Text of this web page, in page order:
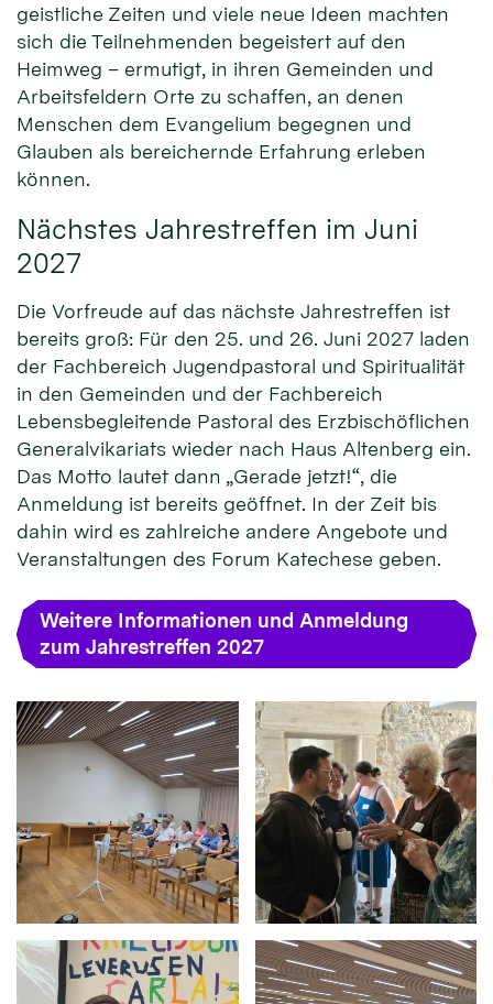
geistliche Zeiten und viele neue Ideen machten
sich die Teilnehmenden begeistert auf den
Heimweg – ermutigt, in ihren Gemeinden und
Arbeitsfeldern Orte zu schaffen, an denen
Menschen dem Evangelium begegnen und
Glauben als bereichernde Erfahrung erleben
können.
Nächstes Jahrestreffen im Juni
2027
Die Vorfreude auf das nächste Jahrestreffen ist
bereits groß: Für den 25. und 26. Juni 2027 laden
der Fachbereich Jugendpastoral und Spiritualität
in den Gemeinden und der Fachbereich
Lebensbegleitende Pastoral des Erzbischöflichen
Generalvikariats wieder nach Haus Altenberg ein.
Das Motto lautet dann „Gerade jetzt!“, die
Anmeldung ist bereits geöffnet. In der Zeit bis
dahin wird es zahlreiche andere Angebote und
Veranstaltungen des Forum Katechese geben.
Weitere Informationen und Anmeldung
zum Jahrestreffen 2027